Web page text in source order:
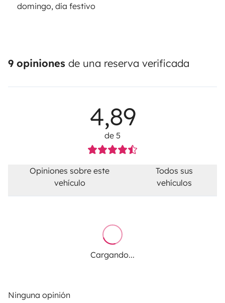
domingo, día festivo
9 opiniones de una reserva verificada
4,89
de 5
Opiniones sobre este
vehículo
Todos sus
vehículos
Cargando...
Ninguna opinión